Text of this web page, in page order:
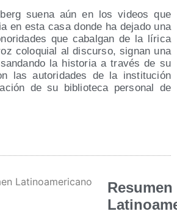
sue­na aún en los videos que
en esta casa don­de ha deja­do una
que cabal­gan de la líri­ca
colo­quial al dis­cur­so, sig­nan una
la his­to­ria a tra­vés de su
las auto­ri­da­des de la ins­ti­tu­ción
de su biblio­te­ca per­so­nal de
Resumen